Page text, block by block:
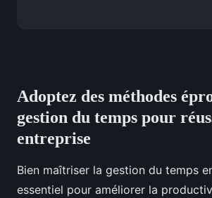
Adoptez des méthodes
gestion du temps pour
entreprise
Bien maîtriser la gestion du temps
essentiel pour améliorer la